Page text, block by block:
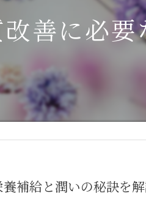
善に必
補給と潤いの秘訣を